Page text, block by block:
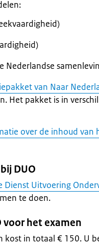
Nederlandse
van Naar
Het pakket is in
over de inhoud van
DUO
Dienst Uitvoering
te doen.
voor het examen
kost in totaal € 150. U